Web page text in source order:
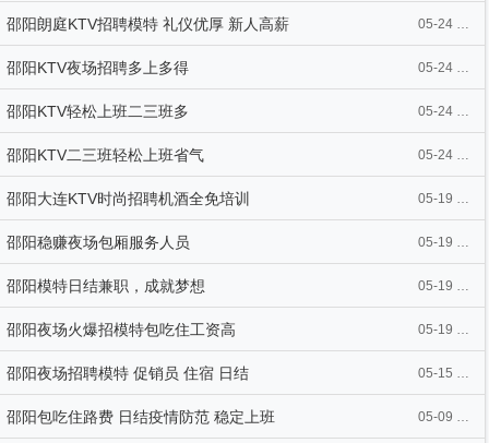
邵阳朗庭KTV招聘模特 礼仪优厚 新人高薪 05-24 16:00
邵阳KTV夜场招聘多上多得 05-24 16:00
邵阳KTV轻松上班二三班多 05-24 15:42
邵阳KTV二三班轻松上班省气 05-24 15:42
邵阳大连KTV时尚招聘机酒全免培训 05-19 10:36
邵阳稳赚夜场包厢服务人员 05-19 10:35
邵阳模特日结兼职，成就梦想 05-19 10:18
邵阳夜场火爆招模特包吃住工资高 05-19 10:18
邵阳夜场招聘模特 促销员 住宿 日结 05-15 10:36
邵阳包吃住路费 日结疫情防范 稳定上班 05-09 15:40